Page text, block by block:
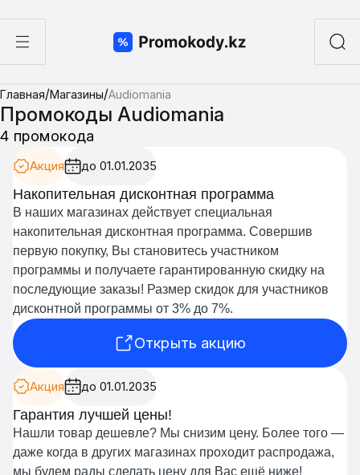
суши
Главная/Магазины/Audiomania
Промокоды Audiomania
4 промокода
Акция до 01.01.2035
Накопительная дисконтная программа
В наших магазинах действует специальная
накопительная дисконтная программа. Совершив
первую покупку, Вы становитесь участником
программы и получаете гарантированную скидку на
последующие заказы! Размер скидок для участников
дисконтной программы от 3% до 7%.
Открыть акцию
Акция до 01.01.2035
Гарантия лучшей цены!
Нашли товар дешевле? Мы снизим цену. Более того —
даже когда в других магазинах проходит распродажа,
мы будем рады сделать цену для Вас ещё ниже!